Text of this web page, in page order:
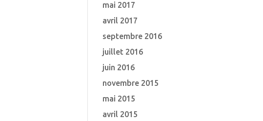
mai 2017
avril 2017
septembre 2016
juillet 2016
juin 2016
novembre 2015
mai 2015
avril 2015